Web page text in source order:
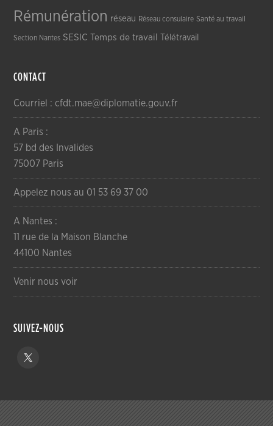
Rémunération réseau Réseau consulaire Santé au travail
Section Nantes SESIC Temps de travail Télétravail
CONTACT
Courriel : cfdt.mae@diplomatie.gouv.fr
A Paris :
57 bd des Invalides
75007 Paris
Appelez nous au 01 53 69 37 00
A Nantes :
11 rue de la Maison Blanche
44100 Nantes
Venir nous voir
SUIVEZ-NOUS